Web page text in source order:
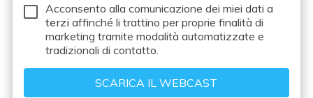
Acconsento alla comunicazione dei miei dati a
terzi affinché li trattino per proprie finalità di
marketing tramite modalità automatizzate e
tradizionali di contatto.